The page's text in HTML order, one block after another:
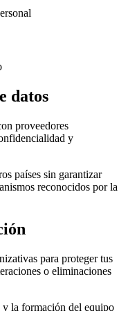
datos
proveedores
y
países sin garantizar
reconocidos por la
para proteger tus
o eliminaciones
y la formación del equipo